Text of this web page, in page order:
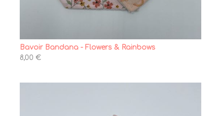
Bavoir Bandana - Flowers & Rainbows
8,00 €